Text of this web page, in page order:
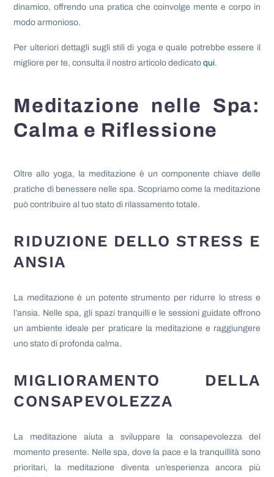
dinamico, offrendo una pratica che coinvolge mente e corpo in
modo armonioso.
Per ulteriori dettagli sugli stili di yoga e quale potrebbe essere il
migliore per te, consulta il nostro articolo dedicatoqui.
Meditazione nelle Spa:
Calma e Riflessione
Oltre allo yoga, la meditazione è un componente chiave delle
pratiche di benessere nelle spa. Scopriamo come la meditazione
può contribuire al tuo stato di rilassamento totale.
RIDUZIONE DELLO STRESS E
ANSIA
La meditazione è un potente strumento per ridurre lo stress e
l’ansia. Nelle spa, gli spazi tranquilli e le sessioni guidate offrono
un ambiente ideale per praticare la meditazione e raggiungere
uno stato di profonda calma.
MIGLIORAMENTO DELLA
CONSAPEVOLEZZA
La meditazione aiuta a sviluppare la consapevolezza del
momento presente. Nelle spa, dove la pace e la tranquillità sono
prioritari, la meditazione diventa un’esperienza ancora più